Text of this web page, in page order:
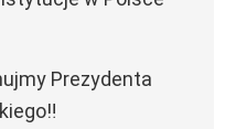
Prezydenta
‼️